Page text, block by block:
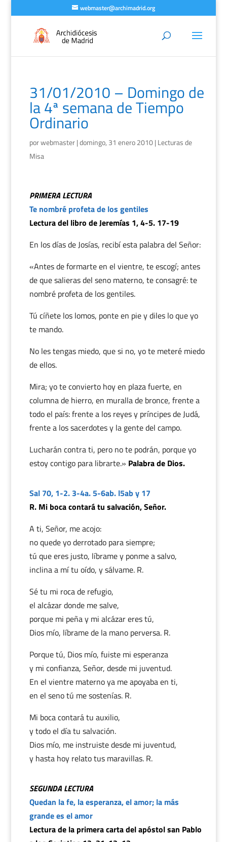
webmaster@archimadrid.org
31/01/2010 – Domingo de
la 4ª semana de Tiempo
Ordinario
porwebmaster|domingo, 31 enero 2010| Lecturas de
Misa
PRIMERA LECTURA
Te nombré profeta de los gentiles
Lectura del libro de Jeremías 1, 4-5. 17-19
En los días de Josías, recibí esta palabra del Señor:
«Antes de formarte en el vientre, te escogí; antes
de que salieras del seno materno, te consagré: te
nombré profeta de los gentiles.
Tú cíñete los lomos, ponte en pie y diles lo que yo
te mando.
No les tengas miedo, que si no, yo te meteré miedo
de ellos.
Mira; yo te convierto hoy en plaza fuerte, en
columna de hierro, en muralla de bronce, frente a
todo el país: frente a los reyes y príncipes de Judá,
frente a los sacerdotes y la gente del campo.
Lucharán contra ti, pero no te podrán, porque yo
estoy contigo para librarte.» Palabra de Dios.
Sal 70, 1-2. 3-4a. 5-6ab. l5ab y 17
R. Mi boca contará tu salvación, Señor.
A ti, Señor, me acojo:
no quede yo derrotado para siempre;
tú que eres justo, líbrame y ponme a salvo,
inclina a mí tu oído, y sálvame. R.
Sé tu mi roca de refugio,
el alcázar donde me salve,
porque mi peña y mi alcázar eres tú,
Dios mío, líbrame de la mano perversa. R.
Porque tú, Dios mío, fuiste mi esperanza
y mi confianza, Señor, desde mi juventud.
En el vientre materno ya me apoyaba en ti,
en el seno tú me sostenías. R.
Mi boca contará tu auxilio,
y todo el día tu salvación.
Dios mío, me instruiste desde mi juventud,
y hasta hoy relato tus maravillas. R.
SEGUNDA LECTURA
Quedan la fe, la esperanza, el amor; la más
grande es el amor
Lectura de la primera carta del apóstol san Pablo